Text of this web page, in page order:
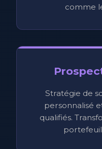
comme
Stratégie de
personnalisé
qualifiés.